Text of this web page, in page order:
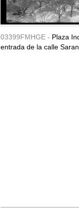
03399FMHGE - Plaza
entrada de la calle